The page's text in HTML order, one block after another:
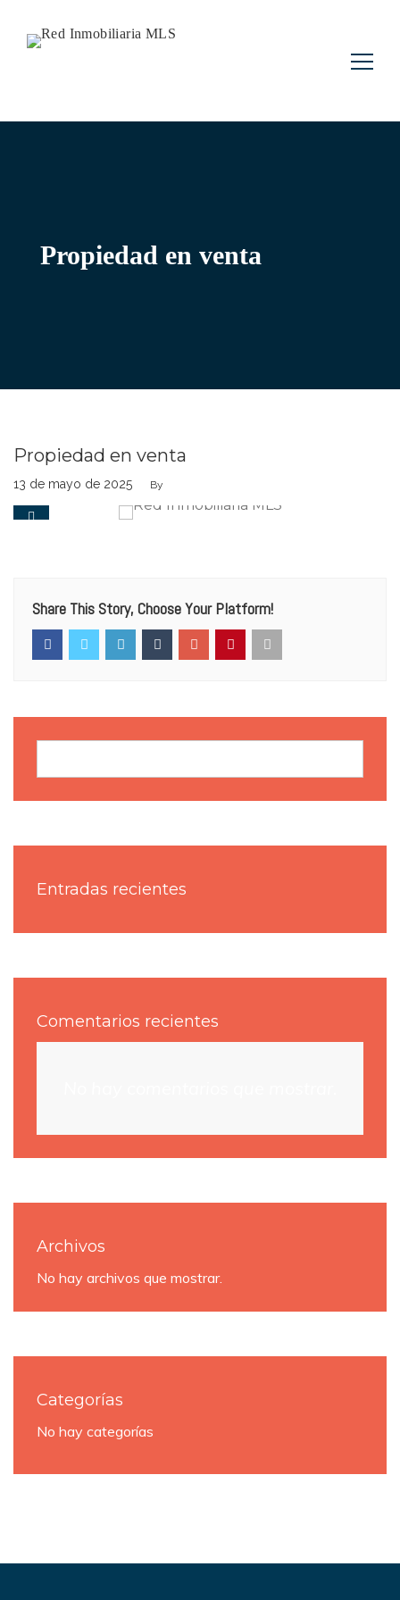
Buscar:
Propiedad en venta
Propiedad en venta
13 de mayo de 2025 By
Share This Story, Choose Your Platform!
Entradas recientes
Comentarios recientes
Archivos
No hay archivos que mostrar.
Categorías
No hay categorías